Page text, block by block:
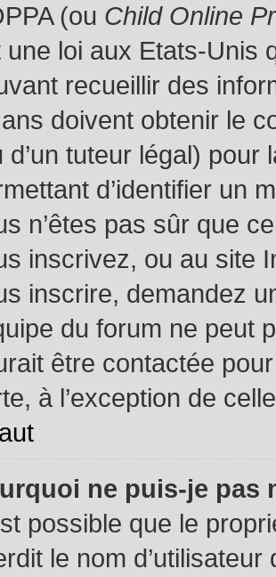
(ou Child Online
une loi aux Etats-Unis
recueillir des
doivent obtenir le
d’un tuteur légal)
d’identifier un
n’êtes pas sûr que
inscrivez, ou au site
inscrire, demandez
du forum ne peut
être contactée
à l’exception de
ne puis-je pas
possible que le
le nom